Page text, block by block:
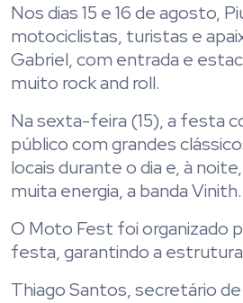
Nos dias 15 e 16 de agosto,
motociclistas, turistas e
Gabriel, com entrada e
muito rock and roll.
Na sexta-feira (15), a festa
público com grandes
locais durante o dia e, à
muita energia, a banda Vinith.
O Moto Fest foi organizado
festa, garantindo a
Thiago Santos, secretário